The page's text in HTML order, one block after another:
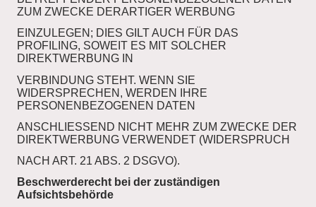
ZUM ZWECKE DERARTIGER WERBUNG
EINZULEGEN; DIES GILT AUCH FÜR DAS
PROFILING, SOWEIT ES MIT SOLCHER
DIREKTWERBUNG IN
VERBINDUNG STEHT. WENN SIE
WIDERSPRECHEN, WERDEN IHRE
PERSONENBEZOGENEN DATEN
ANSCHLIESSEND NICHT MEHR ZUM ZWECKE DER
DIREKTWERBUNG VERWENDET (WIDERSPRUCH
NACH ART. 21 ABS. 2 DSGVO).
Beschwerderecht bei der zuständigen
Aufsichtsbehörde